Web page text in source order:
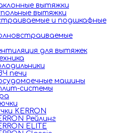
вытяжки
вытяжки
и подшкафные
для вытяжек
печи
машины
системы
KERRON
Рейлинг
ELITE